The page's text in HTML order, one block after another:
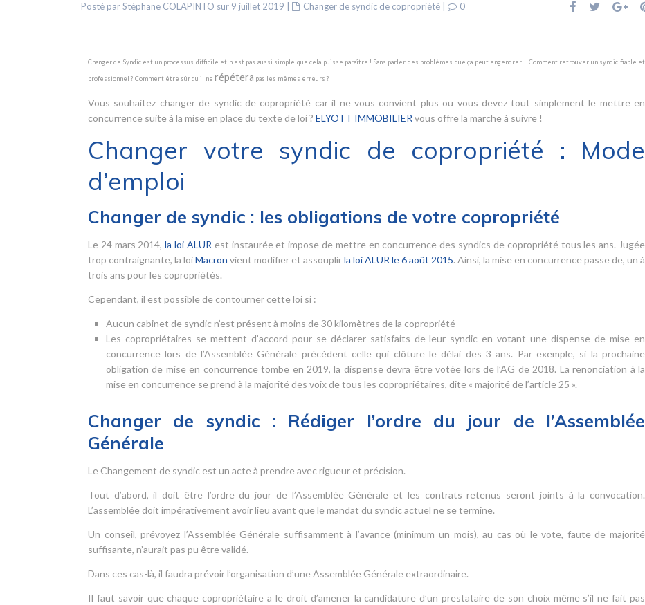
Posté par Stéphane COLAPINTO sur 9 juillet 2019 Changer de syndic de copropriété 0
Changer de Syndic est un processus difficile et n’est pas aussi simple que cela puisse paraître ! Sans parler des problèmes que ça peut engendrer… Comment retrouver un syndic fiable et
professionnel ? Comment être sûr qu’il ne répétera pas les mêmes erreurs ?
Vous souhaitez changer de syndic de copropriété car il ne vous convient plus ou vous devez tout simplement le mettre en
concurrence suite à la mise en place du texte de loi ? ELYOTT IMMOBILIER vous offre la marche à suivre !
Changer votre syndic de copropriété : Mode
d’emploi
Changer de syndic : les obligations de votre copropriété
Le 24 mars 2014,la loi ALUR est instaurée et impose de mettre en concurrence des syndics de copropriété tous les ans. Jugée
trop contraignante, la loiMacron vient modifier et assouplirla loi ALUR le 6 août 2015. Ainsi, la mise en concurrence passe de, un à
trois ans pour les copropriétés.
Cependant, il est possible de contourner cette loi si :
Aucun cabinet de syndic n’est présent à moins de 30 kilomètres de la copropriété
Les copropriétaires se mettent d’accord pour se déclarer satisfaits de leur syndic en votant une dispense de mise en
concurrence lors de l’Assemblée Générale précédent celle qui clôture le délai des 3 ans. Par exemple, si la prochaine
obligation de mise en concurrence tombe en 2019, la dispense devra être votée lors de l’AG de 2018. La renonciation à la
mise en concurrence se prend à la majorité des voix de tous les copropriétaires, dite « majorité de l’article 25 ».
Changer de syndic : Rédiger l’ordre du jour de l’Assemblée
Générale
Le Changement de syndic est un acte à prendre avec rigueur et précision.
Tout d’abord, il doit être l’ordre du jour de l’Assemblée Générale et les contrats retenus seront joints à la convocation.
L’assemblée doit impérativement avoir lieu avant que le mandat du syndic actuel ne se termine.
Un conseil, prévoyez l’Assemblée Générale suffisamment à l’avance (minimum un mois), au cas où le vote, faute de majorité
suffisante, n’aurait pas pu être validé.
Dans ces cas-là, il faudra prévoir l’organisation d’une Assemblée Générale extraordinaire.
Il faut savoir que chaque copropriétaire a le droit d’amener la candidature d’un prestataire de son choix même s’il ne fait pas